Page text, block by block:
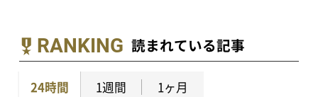
RANKING 読まれている記事
24時間 1週間 1ヶ月